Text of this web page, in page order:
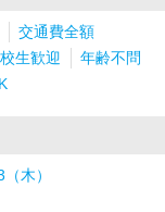
交通費全額
生歓迎
年齢不問
木）